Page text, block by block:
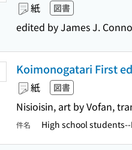
紙 図書
edited by James J.
Koimonogatari First
紙 図書
Nisioisin, art by Vofan,
件名 High school